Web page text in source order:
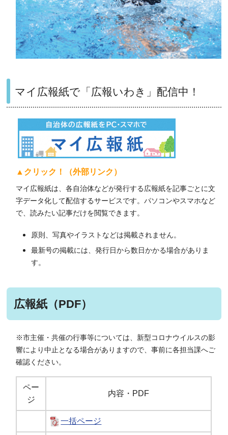
マイ広報紙で「広報いわき」配信中！
▲クリック！（外部リンク）
マイ広報紙は、各自治体などが発行する広報紙を記事ごとに文
字データ化して配信するサービスです。パソコンやスマホなど
で、読みたい記事だけを閲覧できます。
原則、写真やイラストなどは掲載されません。
最新号の掲載には、発行日から数日かかる場合がありま
す。
広報紙（PDF）
※市主催・共催の行事等については、新型コロナウイルスの影
響により中止となる場合がありますので、事前に各担当課へご
確認ください。
ペー
ジ
内容・PDF
一括ページ